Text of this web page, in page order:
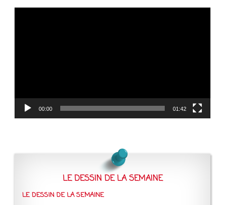
00:00 01:42
LE DESSIN DE LA SEMAINE
LE DESSIN DE LA SEMAINE